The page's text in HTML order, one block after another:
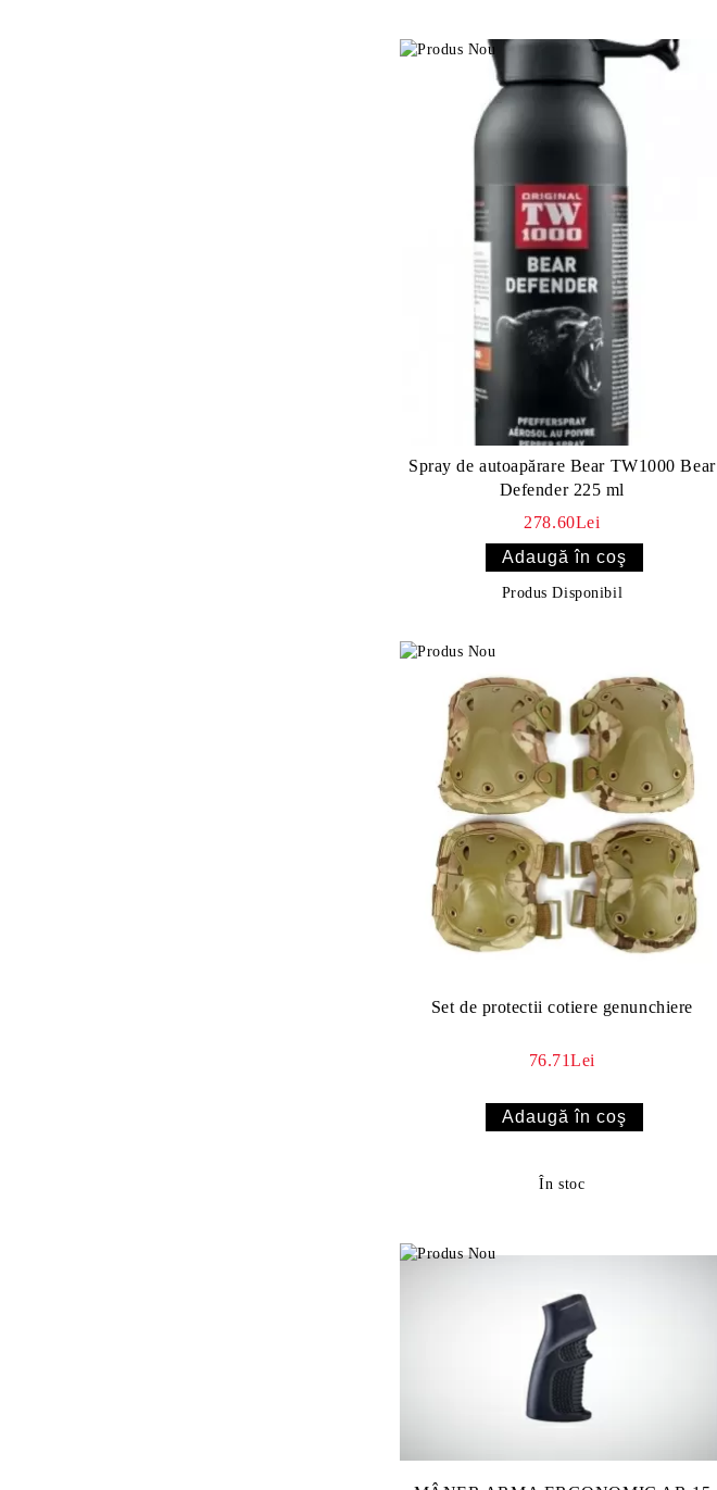
Spray de autoapărare Bear TW1000 Bear
Defender 225 ml
278.60Lei
Produs Disponibil
Set de protectii cotiere genunchiere
76.71Lei
În stoc